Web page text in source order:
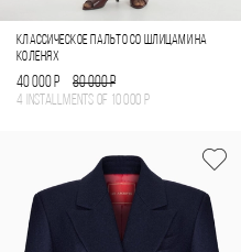
КЛАССИЧЕСКОЕ ПАЛЬТО СО ШЛИЦАМИ НА
КОЛЕНЯХ
40 000 Р
80 000 Р
4 installments of 10 000 Р